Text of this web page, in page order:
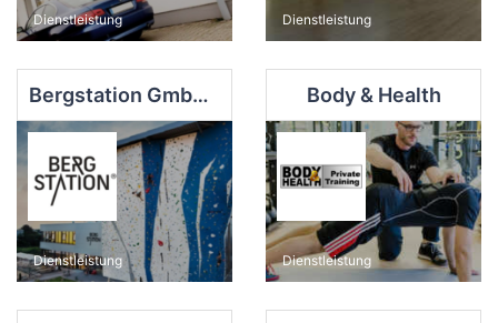
Dienstleistung Dienstleistung
Bergstation GmbH & Co. KG
Dienstleistung
Body & Health
Dienstleistung